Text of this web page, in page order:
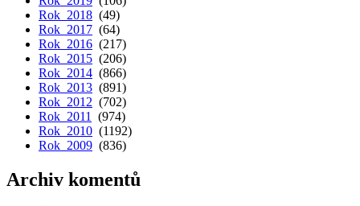
Rok 2018 (49)
Rok 2017 (64)
Rok 2016 (217)
Rok 2015 (206)
Rok 2014 (866)
Rok 2013 (891)
Rok 2012 (702)
Rok 2011 (974)
Rok 2010 (1192)
Rok 2009 (836)
Archiv komentů